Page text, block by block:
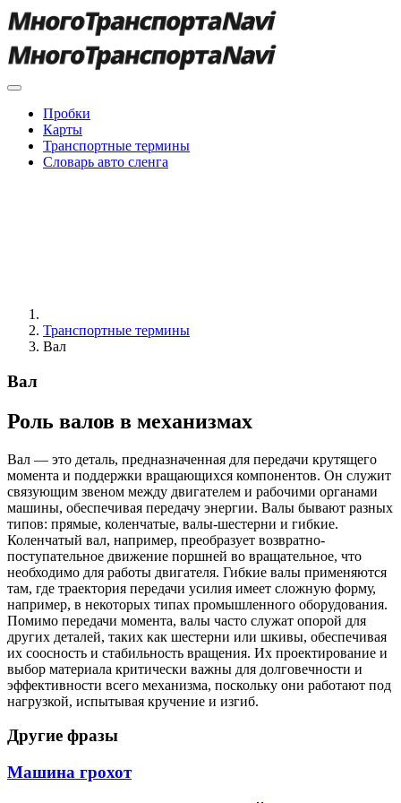
Пробки
Карты
Транспортные термины
Словарь авто сленга
Транспортные термины
Вал
Вал
Роль валов в механизмах
Вал — это деталь, предназначенная для передачи крутящего
момента и поддержки вращающихся компонентов. Он служит
связующим звеном между двигателем и рабочими органами
машины, обеспечивая передачу энергии. Валы бывают разных
типов: прямые, коленчатые, валы-шестерни и гибкие.
Коленчатый вал, например, преобразует возвратно-
поступательное движение поршней во вращательное, что
необходимо для работы двигателя. Гибкие валы применяются
там, где траектория передачи усилия имеет сложную форму,
например, в некоторых типах промышленного оборудования.
Помимо передачи момента, валы часто служат опорой для
других деталей, таких как шестерни или шкивы, обеспечивая
их соосность и стабильность вращения. Их проектирование и
выбор материала критически важны для долговечности и
эффективности всего механизма, поскольку они работают под
нагрузкой, испытывая кручение и изгиб.
Другие фразы
Машина грохот